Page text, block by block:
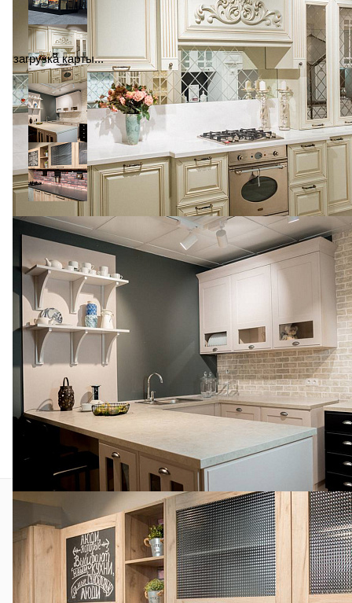
загрузка карты...
Саратов
Фирменный салон «РИМИ»
Адрес:
ул.Московская, 117а
Время работы по будням:
10:00-20:00
Время работы по выходным:
10:00-20:00
Телефон:
8 800 775 13 42 (многоканальный, звонок
бесплатный)
rimi@rimi-mebel.ru
АКЦИИ
СОВРЕМЕННЫЕ КУХНИ
КЛАССИЧЕСКИЕ КУХНИ
ШКАФЫ